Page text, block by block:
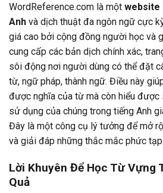
WordReference.com là một website
Anh và dịch thuật đa ngôn ngữ cực
giá cao bởi cộng đồng người học và
cung cấp các bản dịch chính xác,
sôi động nơi người dùng có thể đặt
từ, ngữ pháp, thành ngữ. Điều này
được nghĩa của từ mà còn hiểu được
sử dụng của chúng trong tiếng Anh
Đây là một công cụ lý tưởng để mở
và giải đáp những thắc mắc phức tạp.
Lời Khuyên Để Học Từ Vựng
Quả